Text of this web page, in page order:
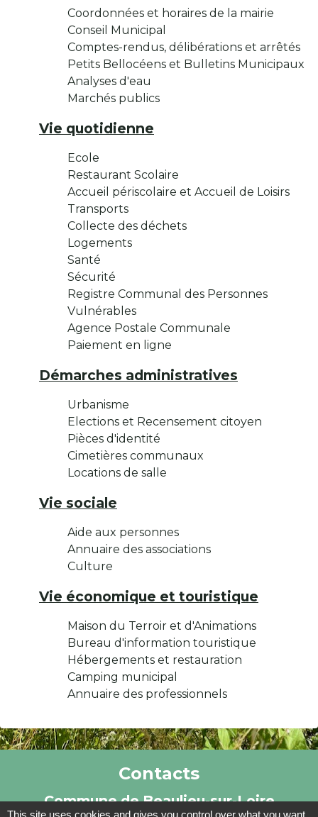
Coordonnées et horaires de la mairie
Conseil Municipal
Comptes-rendus, délibérations et arrêtés
Petits Bellocéens et Bulletins Municipaux
Analyses d'eau
Marchés publics
Vie quotidienne
Ecole
Restaurant Scolaire
Accueil périscolaire et Accueil de Loisirs
Transports
Collecte des déchets
Logements
Santé
Sécurité
Registre Communal des Personnes
Vulnérables
Agence Postale Communale
Paiement en ligne
Démarches administratives
Urbanisme
Elections et Recensement citoyen
Pièces d'identité
Cimetières communaux
Locations de salle
Vie sociale
Aide aux personnes
Annuaire des associations
Culture
Vie économique et touristique
Maison du Terroir et d'Animations
Bureau d'information touristique
Hébergements et restauration
Camping municipal
Annuaire des professionnels
Contacts
Commune de Beaulieu-sur-Loire
This site uses cookies and gives you control over what you want